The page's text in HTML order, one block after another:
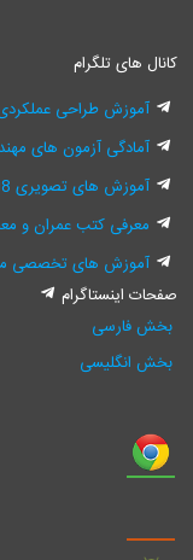
کانال های تلگرام
آموزش طراحی
آمادگی آزمون های
آموزش های تصویری 808 در تلگرام
معرفی کتب عمران و
آموزش های تخصصی
صفحات اینستاگرام
بخش فارسی
بخش انگلیسی